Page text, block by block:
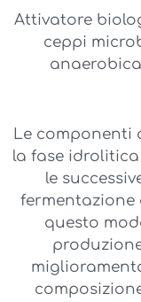
Attivatore
ceppi
Le
la fase
le
fermentazione
questo